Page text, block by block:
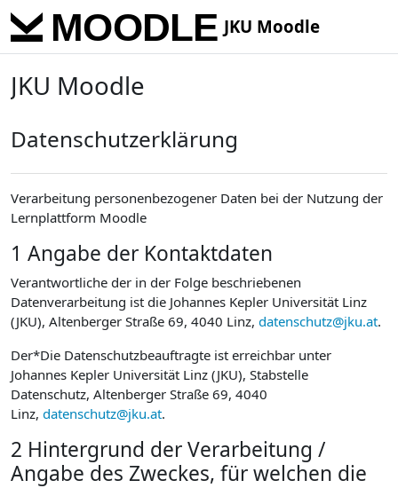
Skip to main content
JKU Moodle
JKU Moodle
Datenschutzerklärung
Verarbeitung personenbezogener Daten bei der Nutzung der
Lernplattform Moodle
1 Angabe der Kontaktdaten
Verantwortliche der in der Folge beschriebenen
Datenverarbeitung ist die Johannes Kepler Universität Linz
(JKU), Altenberger Straße 69, 4040 Linz, datenschutz@jku.at.
Der*Die Datenschutzbeauftragte ist erreichbar unter
Johannes Kepler Universität Linz (JKU), Stabstelle
Datenschutz, Altenberger Straße 69, 4040
Linz, datenschutz@jku.at.
2 Hintergrund der Verarbeitung /
Angabe des Zweckes, für welchen die